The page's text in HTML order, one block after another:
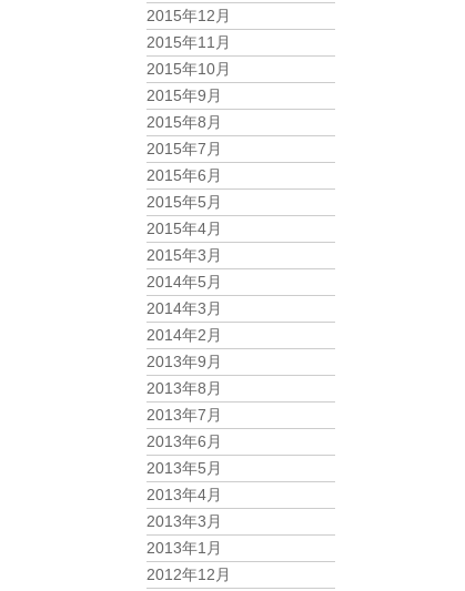
2015年12月
2015年11月
2015年10月
2015年9月
2015年8月
2015年7月
2015年6月
2015年5月
2015年4月
2015年3月
2014年5月
2014年3月
2014年2月
2013年9月
2013年8月
2013年7月
2013年6月
2013年5月
2013年4月
2013年3月
2013年1月
2012年12月